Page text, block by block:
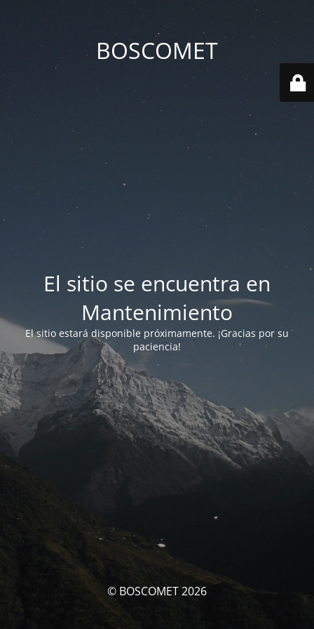
BOSCOMET
El sitio se encuentra en
Mantenimiento
El sitio estará disponible próximamente. ¡Gracias por su
paciencia!
© BOSCOMET 2026